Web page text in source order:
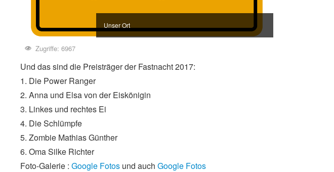
Dorfkirche
Zugriffe: 6967
Und das sind die Preisträger der Fastnacht 2017:
1. Die Power Ranger
2. Anna und Elsa von der Eiskönigin
3. Linkes und rechtes Ei
4. Die Schlümpfe
5. Zombie Mathias Günther
6. Oma Silke Richter
Foto-Galerie : Google Fotos und auch Google Fotos